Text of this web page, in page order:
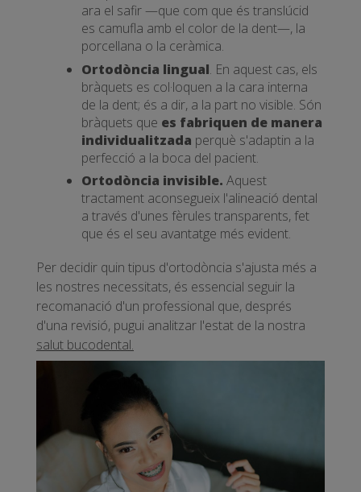
ara el safir —que com que és translúcid
es camufla amb el color de la dent—, la
porcellana o la ceràmica.
Ortodòncia lingual. En aquest cas, els
bràquets es col·loquen a la cara interna
de la dent; és a dir, a la part no visible. Són
bràquets que es fabriquen de manera
individualitzada perquè s'adaptin a la
perfecció a la boca del pacient.
Ortodòncia invisible. Aquest
tractament aconsegueix l'alineació dental
a través d'unes fèrules transparents, fet
que és el seu avantatge més evident.
Per decidir quin tipus d'ortodòncia s'ajusta més a
les nostres necessitats, és essencial seguir la
recomanació d'un professional que, després
d'una revisió, pugui analitzar l'estat de la nostra
salut bucodental.